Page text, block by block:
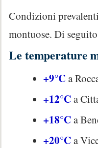
Condizioni
montuose. Di
Le temperature
+9°Ca
+12°Ca
+18°Ca
+20°Ca